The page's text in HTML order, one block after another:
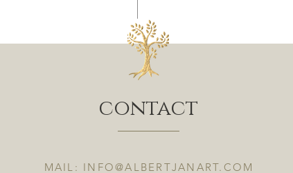
contact
MAIL: INFO@ALBERTJANART.COM